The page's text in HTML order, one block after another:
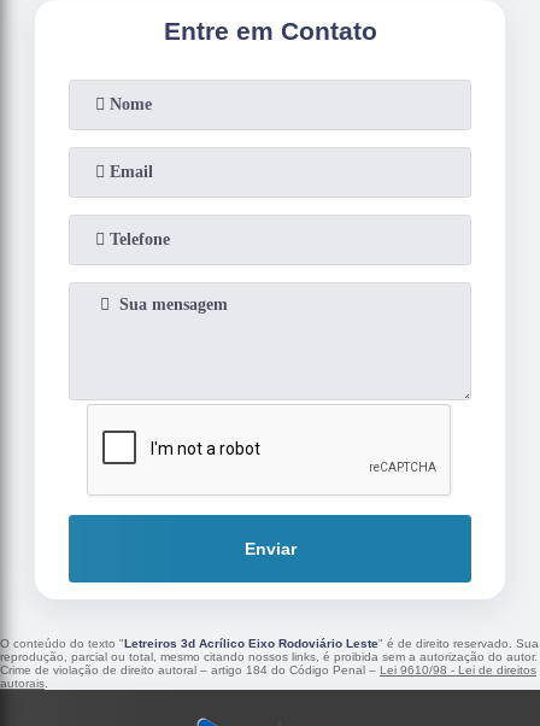
Entre em Contato
Enviar
O conteúdo do texto "Letreiros 3d Acrílico Eixo Rodoviário Leste" é de direito reservado. Sua
reprodução, parcial ou total, mesmo citando nossos links, é proibida sem a autorização do autor.
Crime de violação de direito autoral – artigo 184 do Código Penal – Lei 9610/98 - Lei de direitos
autorais